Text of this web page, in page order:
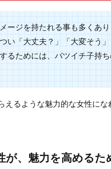
て？浮気する男性の心理と取り戻
連絡頻度が急に減ったり妙にオシャレに気
くしたいと思う女性にはどのような特徴が
ージを持たれる事も多くあ
い「大丈夫？」「大変そう
るためには、バツイチ子持
えるような魅力的な女性に
が、魅力を高めるた